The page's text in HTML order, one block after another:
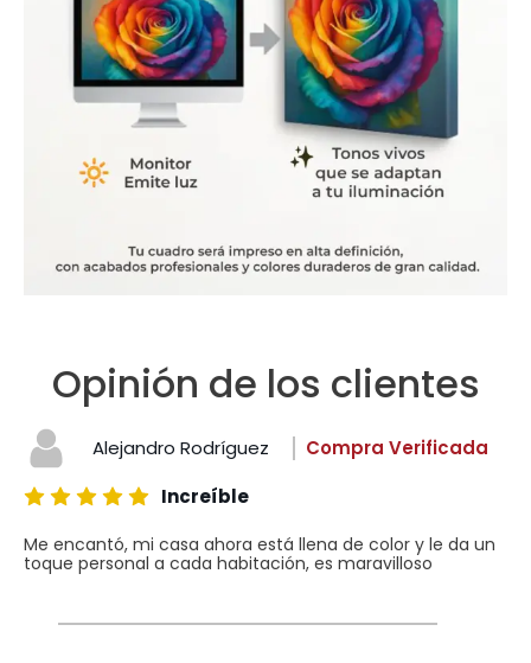
Opinión de los clientes
Alejandro Rodríguez
Compra Verificada
Increíble
Me encantó, mi casa ahora está llena de color y le da un
toque personal a cada habitación, es maravilloso